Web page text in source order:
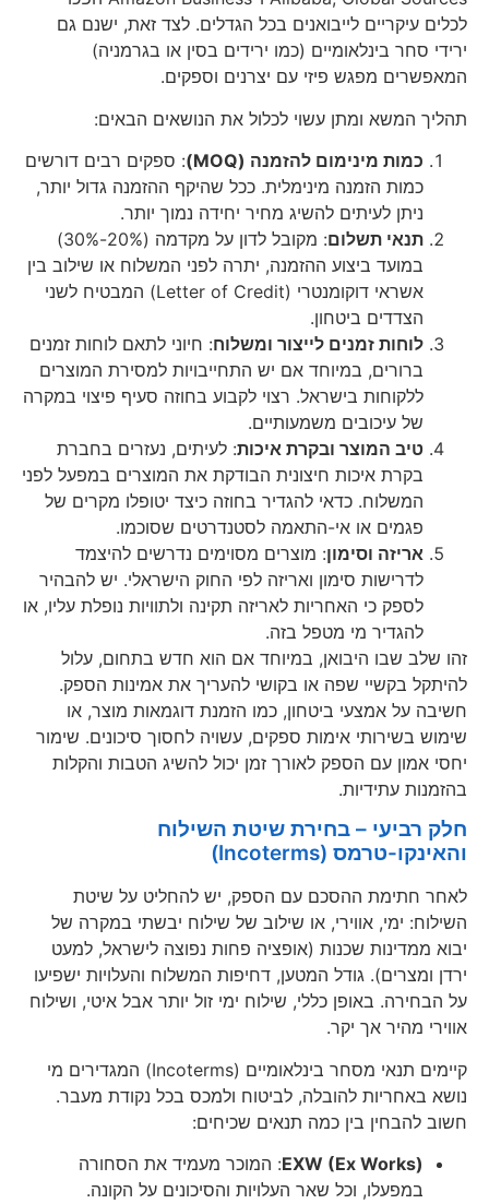
לכלים עיקריים לייבואנים בכל הגדלים. לצד זאת, ישנם גם
ירידי סחר בינלאומיים (כמו ירידים בסין או בגרמניה)
המאפשרים מפגש פיזי עם יצרנים וספקים.
תהליך המשא ומתן עשוי לכלול את הנושאים הבאים:
כמות מינימום להזמנה (MOQ)
: ספקים רבים דורשים
כמות הזמנה מינימלית. ככל שהיקף ההזמנה גדול יותר,
ניתן לעיתים להשיג מחיר יחידה נמוך יותר.
תנאי תשלום
: מקובל לדון על מקדמה (20%-30%)
במועד ביצוע ההזמנה, יתרה לפני המשלוח או שילוב בין
אשראי דוקומנטרי (Letter of Credit) המבטיח לשני
הצדדים ביטחון.
לוחות זמנים לייצור ומשלוח: חיוני לתאם לוחות זמנים
ברורים, במיוחד אם יש התחייבויות למסירת המוצרים
ללקוחות בישראל. רצוי לקבוע בחוזה סעיף פיצוי במקרה
של עיכובים משמעותיים.
טיב המוצר ובקרת איכות: לעיתים, נעזרים בחברת
בקרת איכות חיצונית הבודקת את המוצרים במפעל לפני
המשלוח. כדאי להגדיר בחוזה כיצד יטופלו מקרים של
פגמים או אי-התאמה לסטנדרטים שסוכמו.
אריזה וסימון: מוצרים מסוימים נדרשים להיצמד
לדרישות סימון ואריזה לפי החוק הישראלי. יש להבהיר
לספק כי האחריות לאריזה תקינה ולתוויות נופלת עליו, או
להגדיר מי מטפל בזה.
זהו שלב שבו היבואן, במיוחד אם הוא חדש בתחום, עלול
להיתקל בקשיי שפה או בקושי להעריך את אמינות הספק.
חשיבה על אמצעי ביטחון, כמו הזמנת דוגמאות מוצר, או
שימוש בשירותי אימות ספקים, עשויה לחסוך סיכונים. שימור
יחסי אמון עם הספק לאורך זמן יכול להשיג הטבות והקלות
בהזמנות עתידיות.
חלק רביעי – בחירת שיטת השילוח
והאינקו-טרמס (Incoterms)
לאחר חתימת ההסכם עם הספק, יש להחליט על שיטת
השילוח: ימי, אווירי, או שילוב של שילוח יבשתי במקרה של
יבוא ממדינות שכנות (אופציה פחות נפוצה לישראל, למעט
ירדן ומצרים). גודל המטען, דחיפות המשלוח והעלויות ישפיעו
על הבחירה. באופן כללי, שילוח ימי זול יותר אבל איטי, ושילוח
אווירי מהיר אך יקר.
קיימים תנאי מסחר בינלאומיים (Incoterms) המגדירים מי
נושא באחריות להובלה, לביטוח ולמכס בכל נקודת מעבר.
חשוב להבחין בין כמה תנאים שכיחים:
EXW (Ex Works): המוכר מעמיד את הסחורה
במפעלו, וכל שאר העלויות והסיכונים על הקונה.